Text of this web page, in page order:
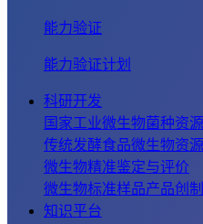
能力验证
能力验证计划
科研开发
国家工业微生物菌种资
传统发酵食品微生物资
微生物精准鉴定与评价
微生物标准样品产品创制
知识平台